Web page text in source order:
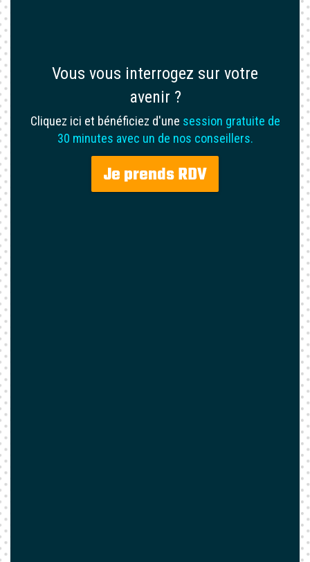
Vous vous interrogez sur votre
avenir ?
Cliquez ici et bénéficiez d'une session gratuite de
30 minutes avec un de nos conseillers.
Je prends RDV